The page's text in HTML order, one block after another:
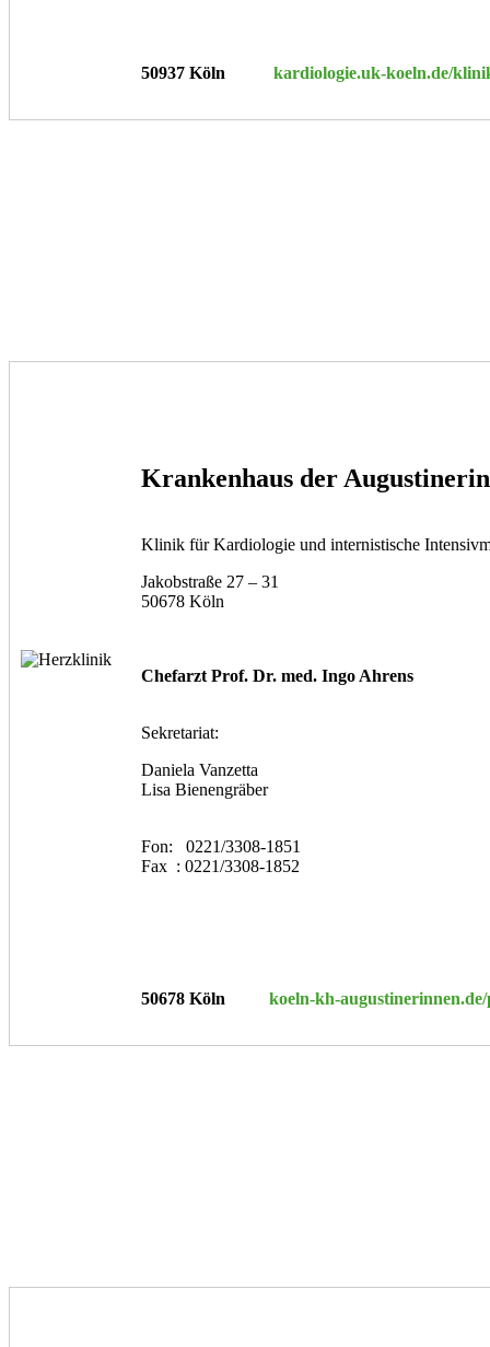
50937 Köln kardiologie.uk-koeln.de/
Krankenhaus der
Klinik für Kardiologie und internistische
Jakobstraße 27 – 31
50678 Köln
Chefarzt Prof. Dr. med. Ingo Ahrens
Sekretariat:
Daniela Vanzetta
Lisa Bienengräber
Fon: 0221/3308-1851
Fax : 0221/3308-1852
50678 Köln koeln-kh-